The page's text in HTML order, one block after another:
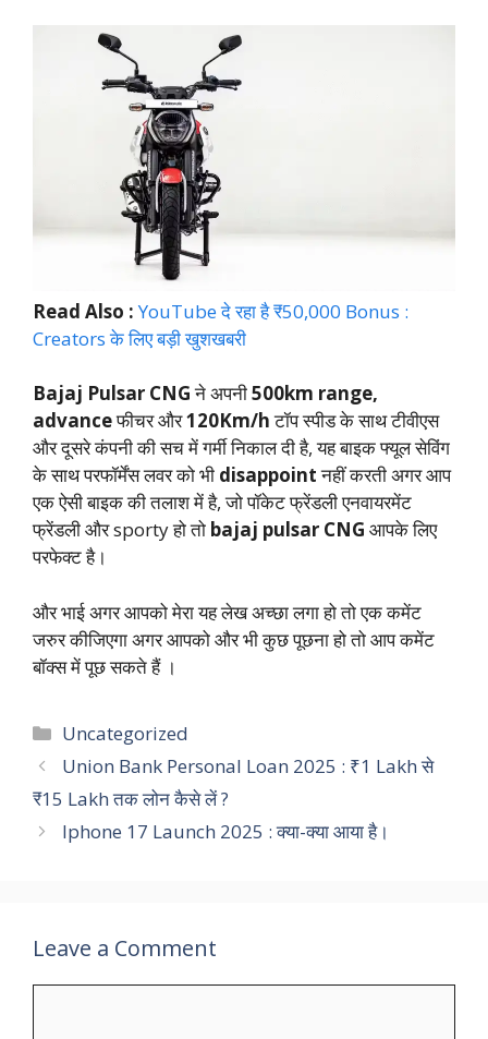
Read Also : YouTube दे रहा है ₹50,000 Bonus :
Creators के लिए बड़ी खुशखबरी
Bajaj Pulsar CNGने अपनी500km range,
advanceफीचर और120Km/hटॉप स्पीड के साथ टीवीएस
और दूसरे कंपनी की सच में गर्मी निकाल दी है, यह बाइक फ्यूल सेविंग
के साथ परफॉर्मेंस लवर को भी disappointनहीं करती अगर आप
एक ऐसी बाइक की तलाश में है, जो पॉकेट फ्रेंडली एनवायरमेंट
फ्रेंडली और sporty हो तो bajaj pulsar CNG आपके लिए
परफेक्ट है।
और भाई अगर आपको मेरा यह लेख अच्छा लगा हो तो एक कमेंट
जरुर कीजिएगा अगर आपको और भी कुछ पूछना हो तो आप कमेंट
बॉक्स में पूछ सकते हैं ।
Categories
Uncategorized
Union Bank Personal Loan 2025 : ₹1 Lakh से
₹15 Lakh तक लोन कैसे लें ?
Iphone 17 Launch 2025 : क्या-क्या आया है।
Leave a Comment